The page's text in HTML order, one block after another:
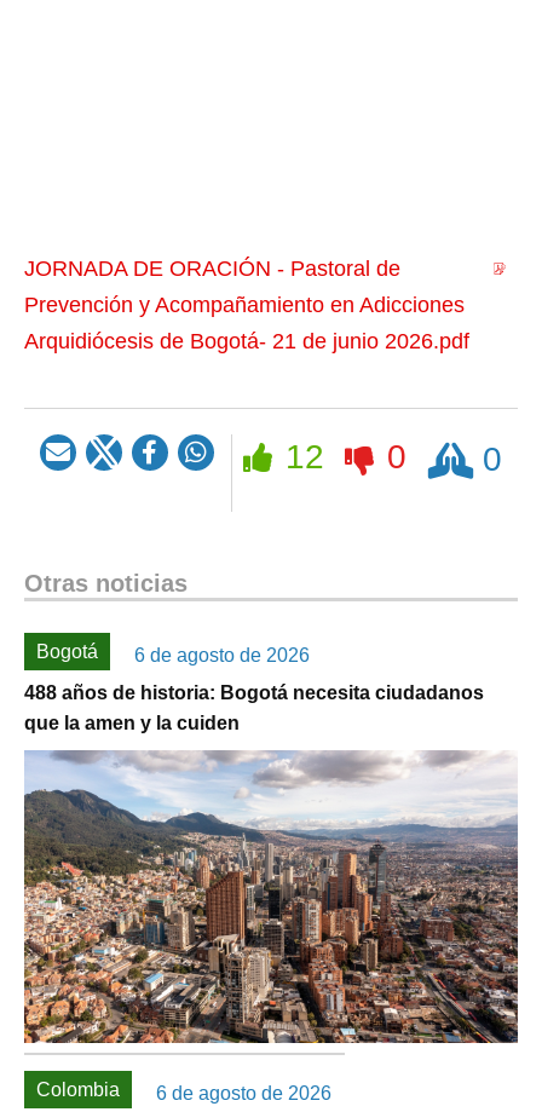
JORNADA DE ORACIÓN - Pastoral de
Prevención y Acompañamiento en Adicciones
Arquidiócesis de Bogotá- 21 de junio 2026.pdf
12 0
Rezar 0
Otras noticias
Bogotá
6 de agosto de 2026
488 años de historia: Bogotá necesita ciudadanos
que la amen y la cuiden
Colombia 6 de agosto de 2026